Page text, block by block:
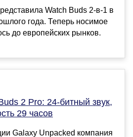
Watch Buds 2-в-1 в
года. Теперь носимое
до европейских рынков.
2 Pro: 24-битный звук,
29 часов
Galaxy Unpacked компания